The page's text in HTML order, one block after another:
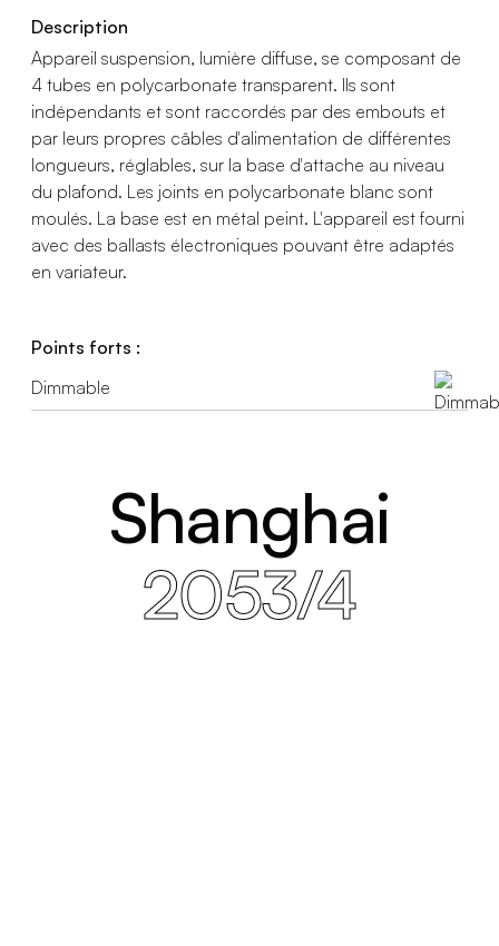
Description
Appareil suspension, lumière diffuse, se composant de
4 tubes en polycarbonate transparent. Ils sont
indépendants et sont raccordés par des embouts et
par leurs propres câbles d'alimentation de différentes
longueurs, réglables, sur la base d'attache au niveau
du plafond. Les joints en polycarbonate blanc sont
moulés. La base est en métal peint. L'appareil est fourni
avec des ballasts électroniques pouvant être adaptés
en variateur.
Points forts :
Dimmable
Shanghai
2053/4